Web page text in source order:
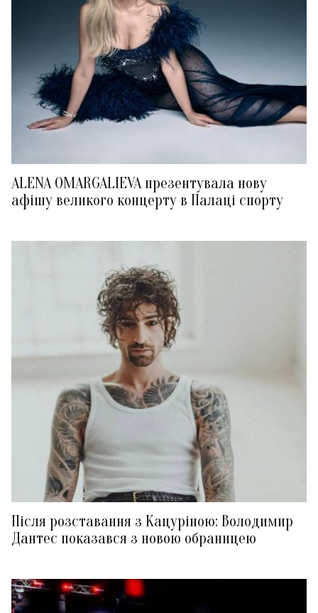
ALENA OMARGALIEVA презентувала нову
афішу великого концерту в Палаці спорту
Після розставання з Кацуріною: Володимир
Дантес показався з новою обраницею